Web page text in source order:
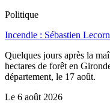
Politique
Incendie : Sébastien
Quelques jours après la
hectares de forêt en
département, le 17 août.
Le 6 août 2026